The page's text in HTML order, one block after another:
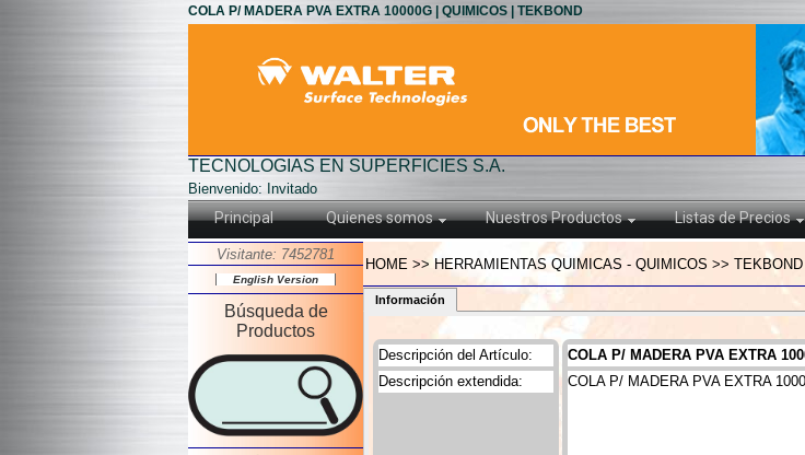
COLA P/ MADERA PVA EXTRA 10000G | QUIMICOS | TEKBOND
TECNOLOGIAS EN SUPERFICIES S.A.
Bienvenido: Invitado
Principal Quienes somos Nuestros Productos Listas de Precios
Visitante: 7452781
English Version
Búsqueda de
Productos
HOME >> HERRAMIENTAS QUIMICAS - QUIMICOS >>
Información
Descripción del Artículo:
Descripción extendida:
COLA P/ MADERA PVA EXTRA
COLA P/ MADERA PVA EXTRA